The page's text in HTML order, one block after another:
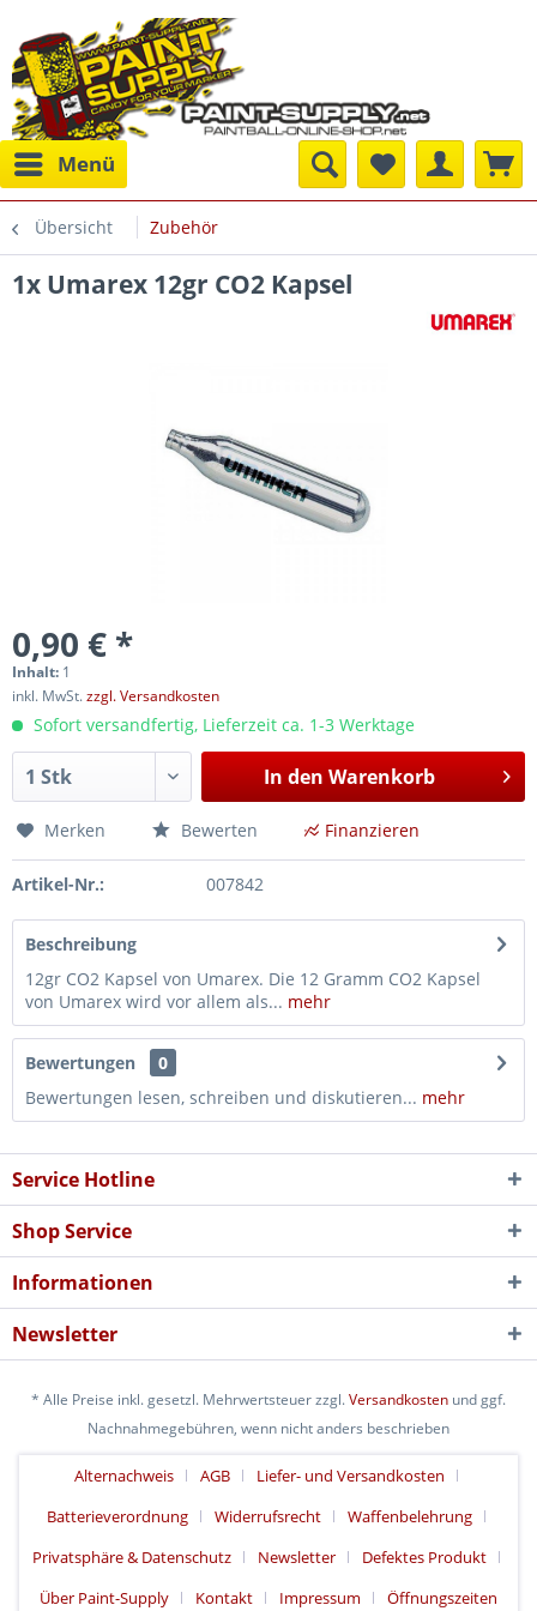
Menü
Übersicht Zubehör
1x Umarex 12gr CO2 Kapsel
0,90 € *
Inhalt: 1
inkl. MwSt.zzgl. Versandkosten
Sofort versandfertig, Lieferzeit ca. 1-3 Werktage
In den Warenkorb
Merken Bewerten Finanzieren
Artikel-Nr.: 007842
Beschreibung
12gr CO2 Kapsel von Umarex. Die 12 Gramm CO2 Kapsel
von Umarex wird vor allem als... mehr
Bewertungen
0
Bewertungen lesen, schreiben und diskutieren... mehr
Service Hotline
Shop Service
Informationen
Newsletter
* Alle Preise inkl. gesetzl. Mehrwertsteuer zzgl.Versandkosten und ggf.
Nachnahmegebühren, wenn nicht anders beschrieben
Alternachweis AGB
Liefer- und Versandkosten
Batterieverordnung
Widerrufsrecht
Waffenbelehrung
Privatsphäre & Datenschutz
Newsletter
Defektes Produkt
Über Paint-Supply
Kontakt Impressum Öffnungszeiten